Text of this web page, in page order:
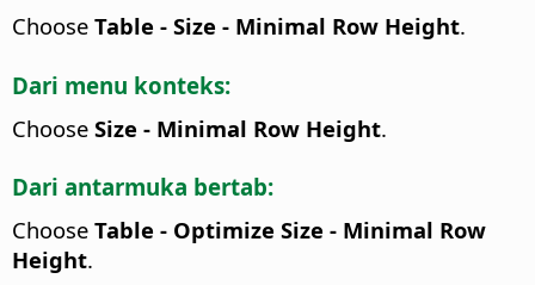
Choose Table - Size - Minimal Row Height.
Dari menu konteks:
Choose Size - Minimal Row Height.
Dari antarmuka bertab:
Choose Table - Optimize Size - Minimal Row
Height.